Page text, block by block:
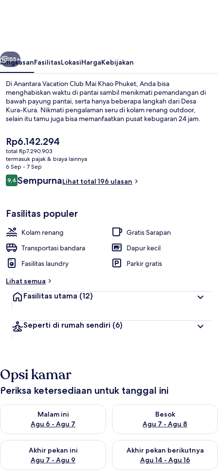
Phuket
Berikutnya
155+
RingkasanFasilitasLokasiHargaKebijakan
Di Anantara Vacation Club Mai Khao Phuket, Anda bisa
menghabiskan waktu di pantai sambil menikmati pemandangan di
bawah payung pantai, serta hanya beberapa langkah dari Desa
Kura-Kura. Nikmati pengalaman seru di kolam renang outdoor,
selain itu tamu juga bisa memanfaatkan pusat kebugaran 24 jam.
masakan internasional serta buka untuk sarapan, makan siang, dan
makan malam. Fasilitas klub anak gratis serta bar tepi kolam renang
adalah keunggulan lain yang bisa Anda nikmati, dan vila dilengkapi
bathtub berendam dan dapur kecil.
Harga
saat
ini
Rp6.142.294
Rp6.142.294
total Rp7.290.903
termasuk pajak & biaya lainnya
6 Sep - 7 Sep
Ulasan
9,49,4 dari 10
SempurnaLihat total 196 ulasan
Fasilitas populer
Kolam renang
Gratis Sarapan
Transportasi bandara
Dapur kecil
Fasilitas laundry
Parkir gratis
Lihat semua
Fasilitas utama (12)
Seperti di rumah sendiri (6)
Opsi kamar
Periksa ketersediaan untuk tanggal ini
Malam ini
Agu 6 - Agu 7
Periksa ketersediaan untuk malam ini Agu 6 - Agu 7
Besok
Agu 7 - Agu 8
Periksa ketersediaan untuk
Akhir pekan ini
Agu 7 - Agu 9
Periksa ketersediaan untuk akhir pekan ini Agu 7 - Agu 9
Akhir pekan berikutnya
Agu 14 - Agu 16
Periksa ketersediaan untuk